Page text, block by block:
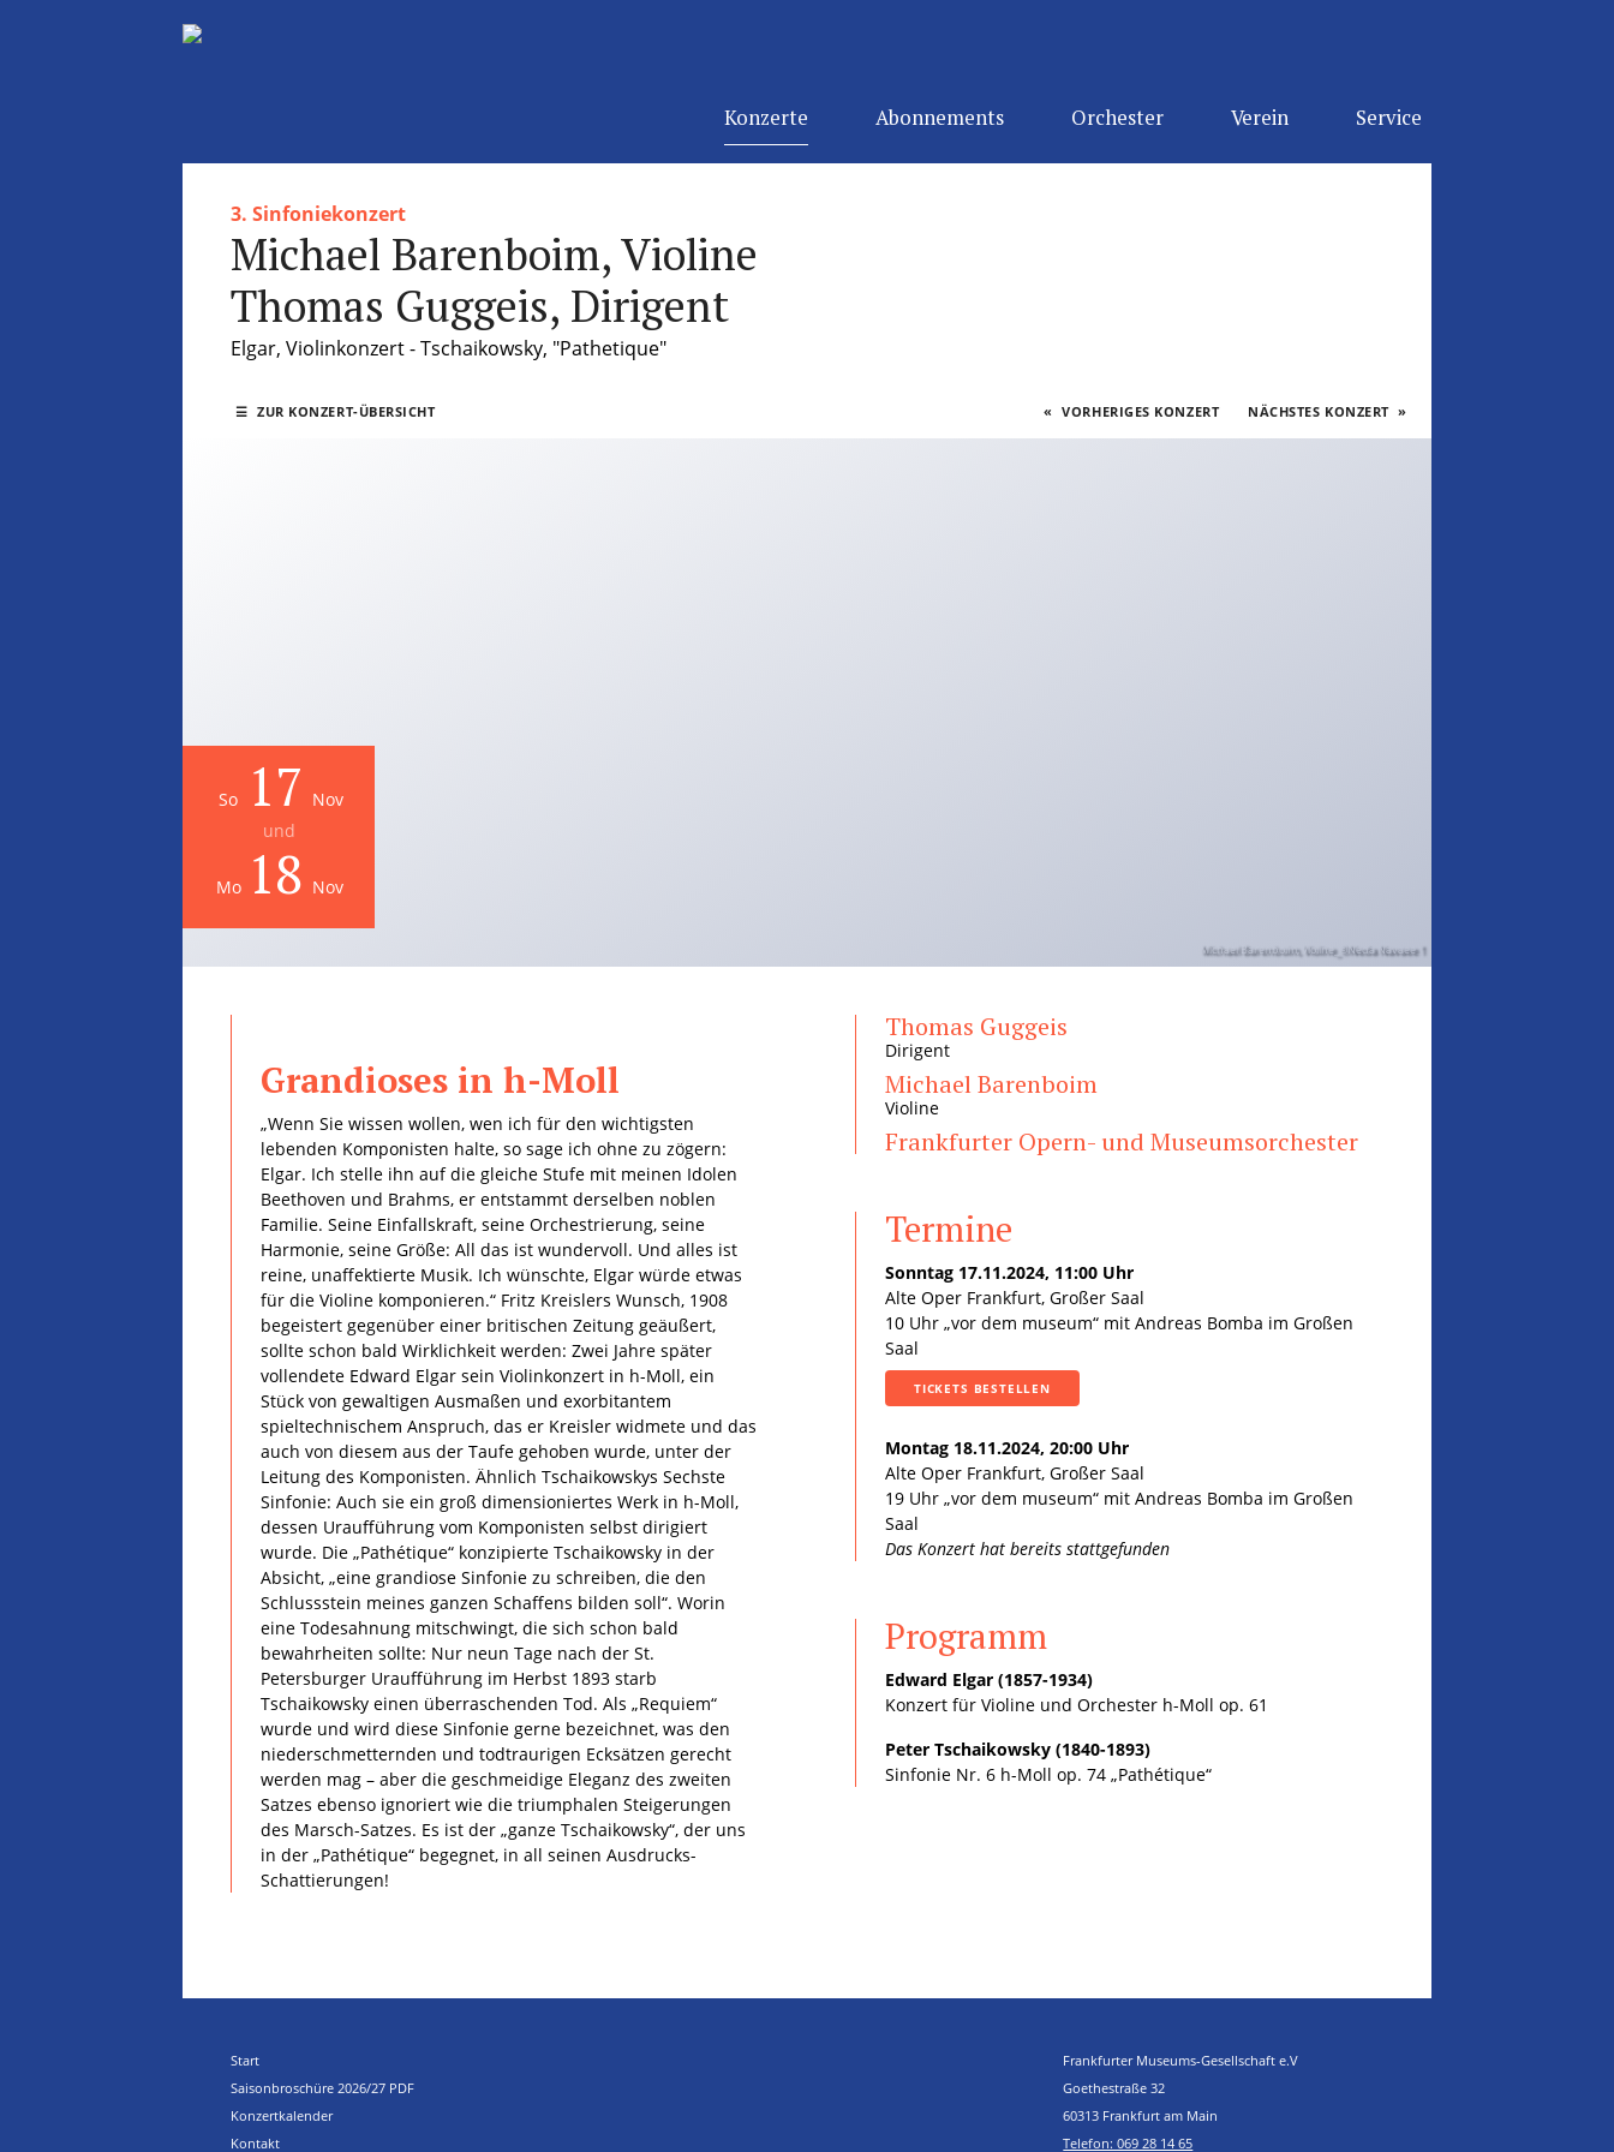
Konzerte Abonnements Orchester Verein Service
3. Sinfoniekonzert
Michael Barenboim, Violine
Thomas Guggeis, Dirigent
Elgar, Violinkonzert - Tschaikowsky, "Pathetique"
☰ ZUR KONZERT-ÜBERSICHT « VORHERIGES KONZERT NÄCHSTES KONZERT »
Michael Barenboim, Violine_©Neda Navaee 1
So 17 Nov
und
Mo 18 Nov
Grandioses in h-Moll
„Wenn Sie wissen wollen, wen ich für den wichtigsten
lebenden Komponisten halte, so sage ich ohne zu zögern:
Elgar. Ich stelle ihn auf die gleiche Stufe mit meinen Idolen
Beethoven und Brahms, er entstammt derselben noblen
Familie. Seine Einfallskraft, seine Orchestrierung, seine
Harmonie, seine Größe: All das ist wundervoll. Und alles ist
reine, unaffektierte Musik. Ich wünschte, Elgar würde etwas
für die Violine komponieren.“ Fritz Kreislers Wunsch, 1908
begeistert gegenüber einer britischen Zeitung geäußert,
sollte schon bald Wirklichkeit werden: Zwei Jahre später
vollendete Edward Elgar sein Violinkonzert in h-Moll, ein
Stück von gewaltigen Ausmaßen und exorbitantem
spieltechnischem Anspruch, das er Kreisler widmete und das
auch von diesem aus der Taufe gehoben wurde, unter der
Leitung des Komponisten. Ähnlich Tschaikowskys Sechste
Sinfonie: Auch sie ein groß dimensioniertes Werk in h-Moll,
dessen Uraufführung vom Komponisten selbst dirigiert
wurde. Die „Pathétique“ konzipierte Tschaikowsky in der
Absicht, „eine grandiose Sinfonie zu schreiben, die den
Schlussstein meines ganzen Schaffens bilden soll“. Worin
eine Todesahnung mitschwingt, die sich schon bald
bewahrheiten sollte: Nur neun Tage nach der St.
Petersburger Uraufführung im Herbst 1893 starb
Tschaikowsky einen überraschenden Tod. Als „Requiem“
wurde und wird diese Sinfonie gerne bezeichnet, was den
niederschmetternden und todtraurigen Ecksätzen gerecht
werden mag – aber die geschmeidige Eleganz des zweiten
Satzes ebenso ignoriert wie die triumphalen Steigerungen
des Marsch-Satzes. Es ist der „ganze Tschaikowsky“, der uns
in der „Pathétique“ begegnet, in all seinen Ausdrucks-
Schattierungen!
Thomas Guggeis
Dirigent
Michael Barenboim
Violine
Frankfurter Opern- und Museumsorchester
Termine
Sonntag 17.11.2024, 11:00 Uhr
Alte Oper Frankfurt, Großer Saal
10 Uhr „vor dem museum“ mit Andreas Bomba im Großen
Saal
TICKETS BESTELLEN
Montag 18.11.2024, 20:00 Uhr
Alte Oper Frankfurt, Großer Saal
19 Uhr „vor dem museum“ mit Andreas Bomba im Großen
Saal
Das Konzert hat bereits stattgefunden
Programm
Edward Elgar (1857-1934)
Konzert für Violine und Orchester h-Moll op. 61
Peter Tschaikowsky (1840-1893)
Sinfonie Nr. 6 h-Moll op. 74 „Pathétique“
Start
Saisonbroschüre 2026/27 PDF
Konzertkalender
Kontakt
Frankfurter Museums-Gesellschaft e.V
Goethestraße 32
60313 Frankfurt am Main
Telefon: 069 28 14 65